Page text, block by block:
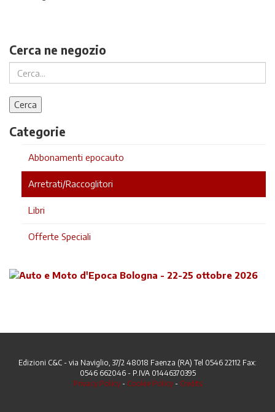
Cerca ne negozio
Categorie
Abbonamenti epocauto
Arretrati/Raccoglitori
Libri
Offerte Speciali
Edizioni C&C - via Naviglio, 37/2 48018 Faenza (RA) Tel 0546 22112 Fax:
0546 662046 - P.IVA 01446370395
Privacy Policy- Cookie Policy- Credits